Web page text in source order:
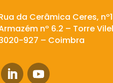
da Cerâmica Ceres,
nº 6.2 – Torre
927 – Coimbra